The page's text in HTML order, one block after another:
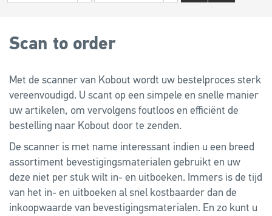
Scan to order
Met de scanner van Kobout wordt uw bestelproces sterk
vereenvoudigd. U scant op een simpele en snelle manier
uw artikelen, om vervolgens foutloos en efficiënt de
bestelling naar Kobout door te zenden.
De scanner is met name interessant indien u een breed
assortiment bevestigingsmaterialen gebruikt en uw
deze niet per stuk wilt in- en uitboeken. Immers is de tijd
van het in- en uitboeken al snel kostbaarder dan de
inkoopwaarde van bevestigingsmaterialen. En zo kunt u